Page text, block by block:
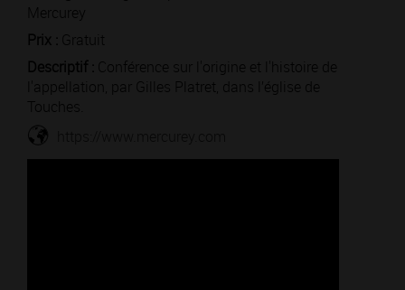
Mercurey
Prix : Gratuit
Descriptif : Conférence sur l'origine et l'histoire de
l'appellation, par Gilles Platret, dans l’église de
Touches.